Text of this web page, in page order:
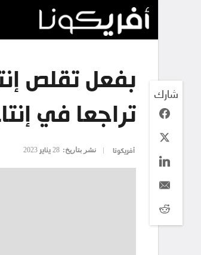
بفعل تقلص
تراجعا في
أفريكونا نشر بتاريخ: 28 يناير 2023
شارك